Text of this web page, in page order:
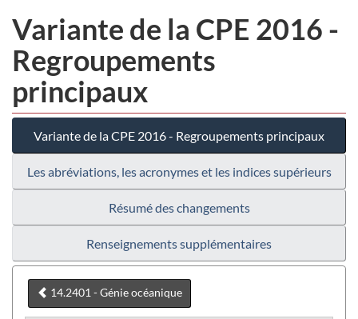
Variante de la CPE 2016 -
Regroupements
principaux
Variante de la CPE 2016 - Regroupements principaux
Les abréviations, les acronymes et les indices supérieurs
Résumé des changements
Renseignements supplémentaires
14.2401 - Génie océanique